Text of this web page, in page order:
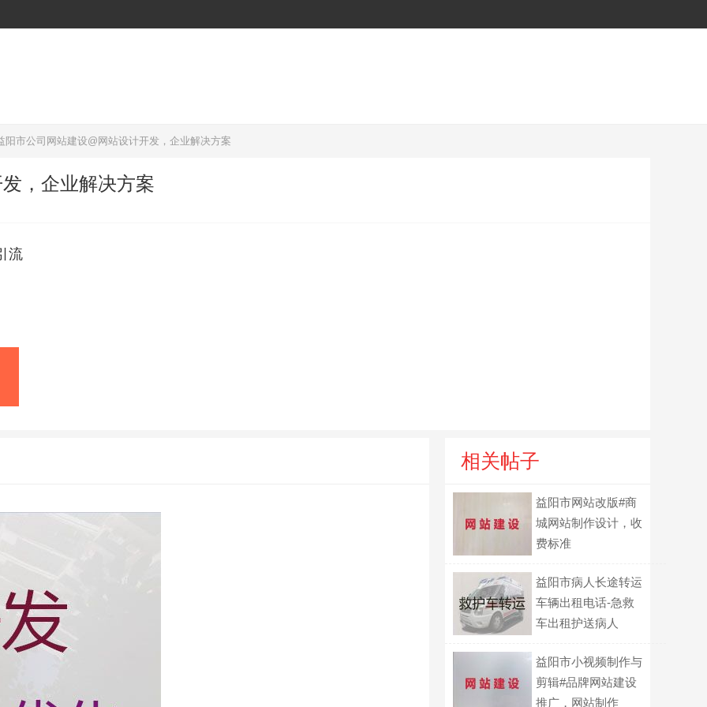
阳市公司网站建设@网站设计开发，企业解决方案
，企业解决方案
流
相关帖子
益阳市网站改版#商
城网站制作设计，收
费标准
益阳市病人长途转运
车辆出租电话-急救
车出租护送病人
益阳市小视频制作与
剪辑#品牌网站建设
推广，网站制作